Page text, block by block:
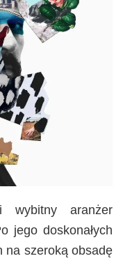
wybitny aranżer
jego doskonałych
na szeroką obsadę